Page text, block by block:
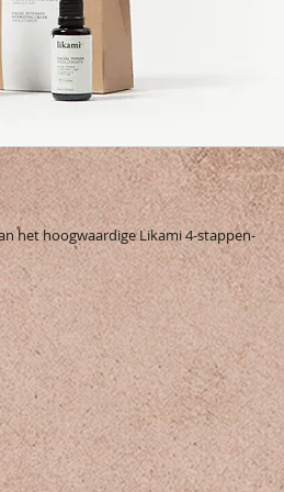
het hoogwaardige Likami 4-stappen-